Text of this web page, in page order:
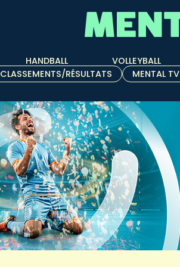
HANDBALL VOLLEYBALL
CLASSEMENTS/RÉSULTATS
MENTAL TV